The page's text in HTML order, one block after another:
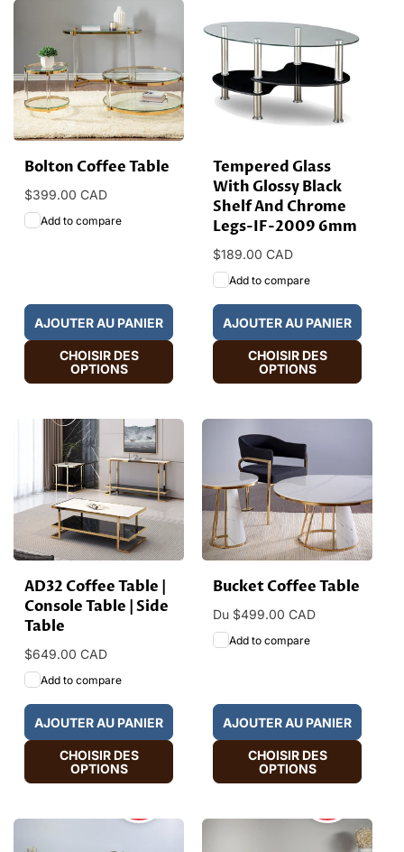
Bolton Coffee Table
Prix
habituel
$399.00 CAD
Add to compare
AJOUTER AU PANIER
CHOISIR DES
OPTIONS
Tempered Glass
With Glossy Black
Shelf And Chrome
Legs-IF-2009 6mm
Prix
habituel
$189.00 CAD
Add to compare
AJOUTER AU PANIER
CHOISIR DES
OPTIONS
AD32 Coffee Table |
Console Table | Side
Table
Prix
habituel
$649.00 CAD
Add to compare
AJOUTER AU PANIER
CHOISIR DES
OPTIONS
Bucket Coffee Table
Prix
habituel
Du $499.00 CAD
Add to compare
AJOUTER AU PANIER
CHOISIR DES
OPTIONS
HOT
HOT